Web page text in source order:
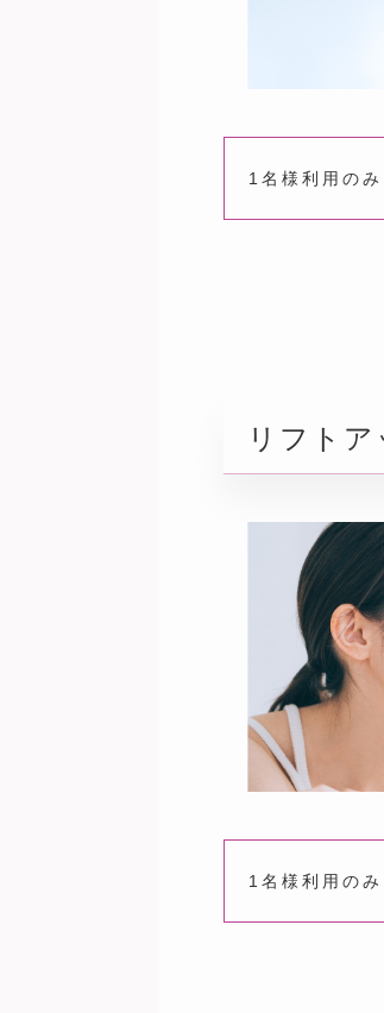
1名様利用の
リフト
1名様利用の